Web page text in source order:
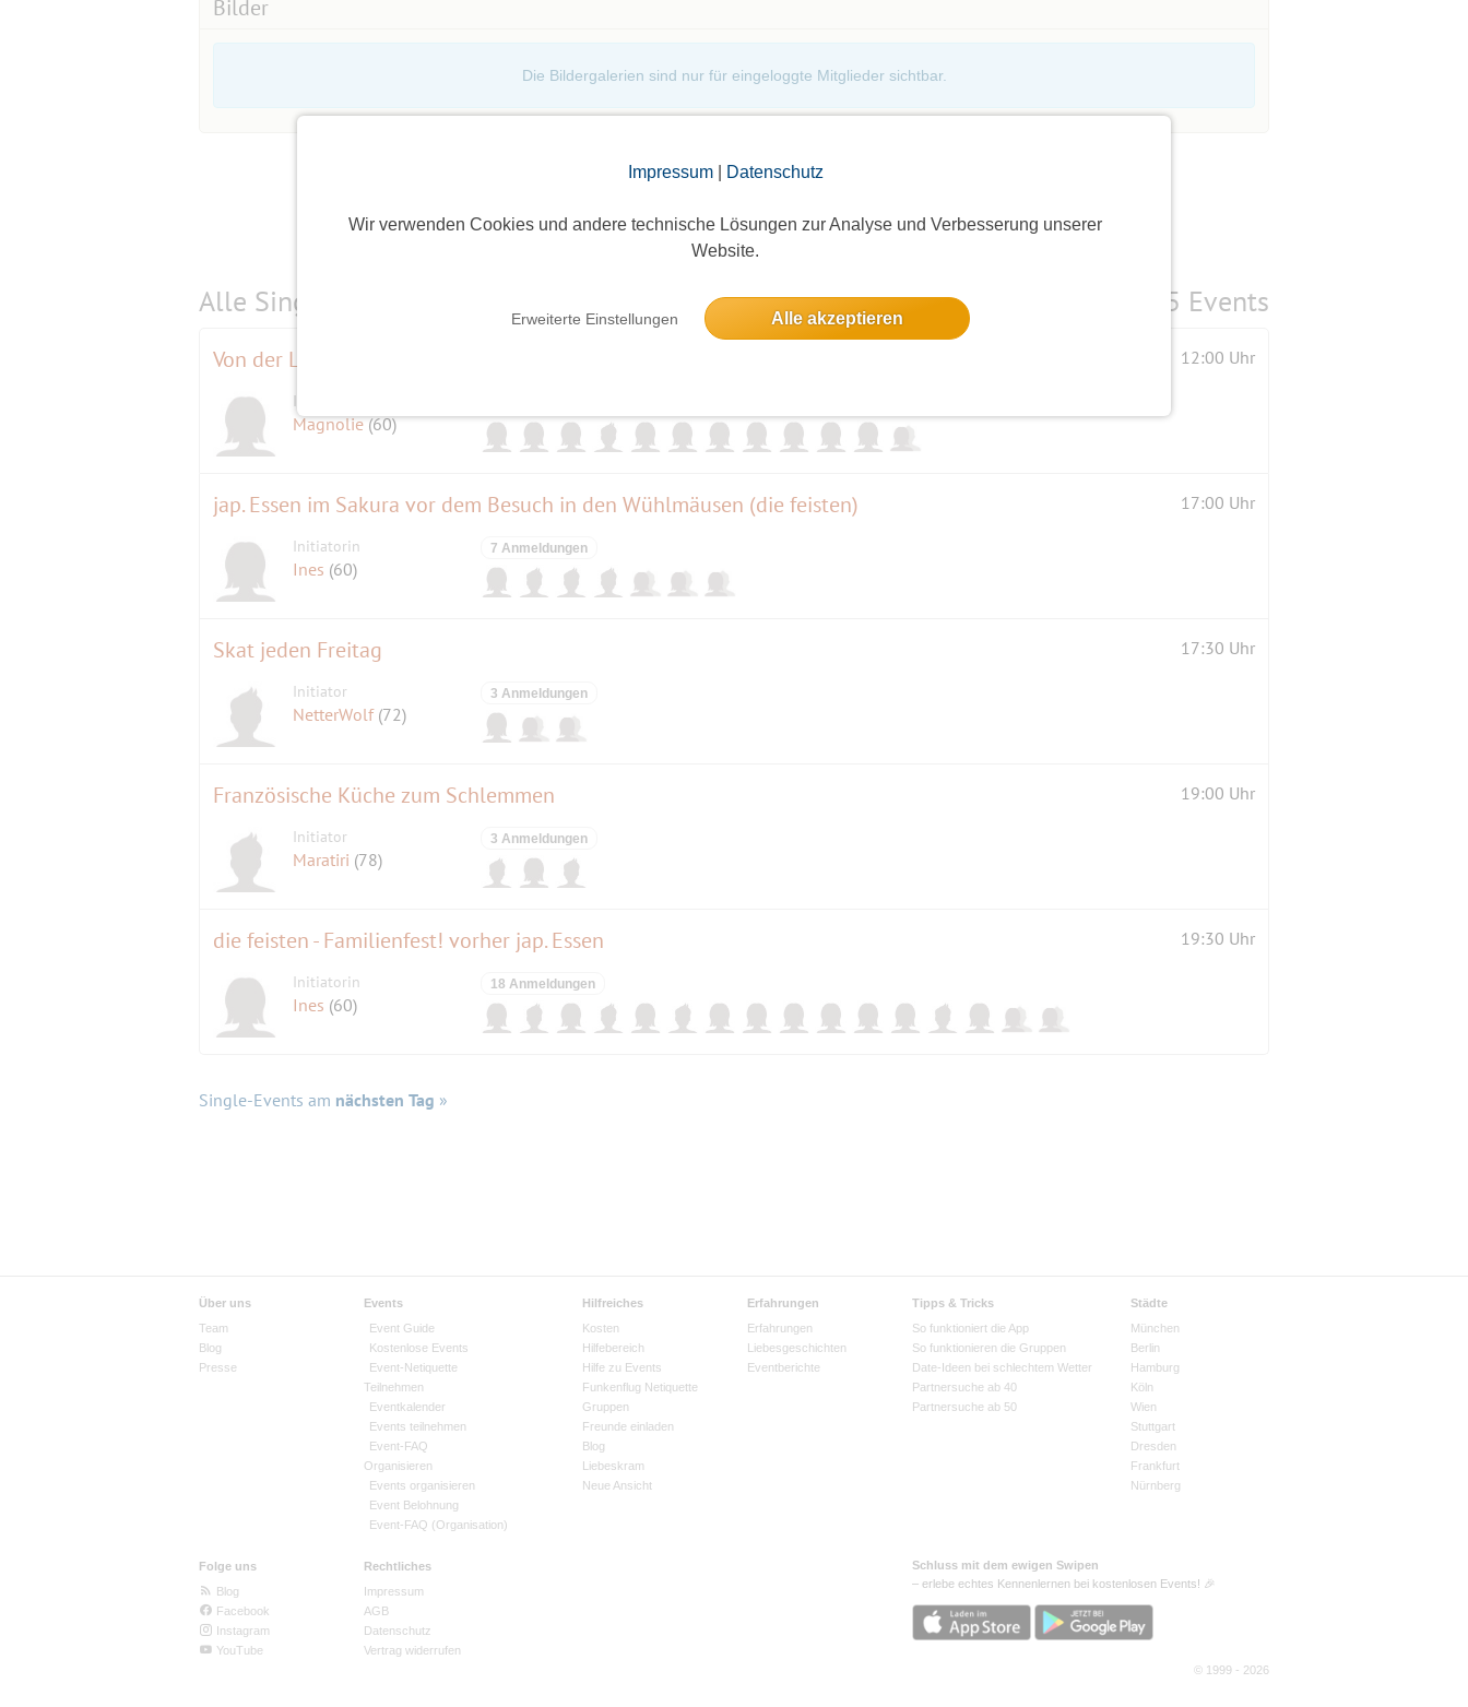
Impressum| Datenschutz
Wir verwenden Cookies und andere technische Lösungen zur Analyse und Verbesserung unserer
Website.
Erweiterte Einstellungen Alle akzeptieren
Bilder
Die Bildergalerien sind nur für eingeloggte Mitglieder sichtbar.
Alle Single-Events am 5 Events
Von der Löcknitz zum Flakensee 12:00 Uhr
Initiatorin
Magnolie(60)
jap. Essen im Sakura vor dem Besuch in den Wühlmäusen (die feisten) 17:00 Uhr
Initiatorin
Ines (60)
7 Anmeldungen
Skat jeden Freitag 17:30 Uhr
Initiator
NetterWolf (72)
3 Anmeldungen
Französische Küche zum Schlemmen 19:00 Uhr
Initiator
Maratiri (78)
3 Anmeldungen
die feisten - Familienfest! vorher jap. Essen 19:30 Uhr
Initiatorin
Ines (60)
18 Anmeldungen
Single-Events am nächsten Tag »
Über uns
Team
Blog
Presse
Events
Event Guide
Kostenlose Events
Event-Netiquette
Teilnehmen
Eventkalender
Events teilnehmen
Event-FAQ
Organisieren
Events organisieren
Event Belohnung
Event-FAQ (Organisation)
Hilfreiches
Kosten
Hilfebereich
Hilfe zu Events
Funkenflug Netiquette
Gruppen
Freunde einladen
Blog
Liebeskram
Neue Ansicht
Erfahrungen
Erfahrungen
Liebesgeschichten
Eventberichte
Tipps & Tricks
So funktioniert die App
So funktionieren die Gruppen
Date-Ideen bei schlechtem Wetter
Partnersuche ab 40
Partnersuche ab 50
Städte
München
Berlin
Hamburg
Köln
Wien
Stuttgart
Dresden
Frankfurt
Nürnberg
Folge uns
Blog
Facebook
Instagram
YouTube
Rechtliches
Impressum
AGB
Datenschutz
Vertrag widerrufen
Schluss mit dem ewigen Swipen
– erlebe echtes Kennenlernen bei kostenlosen Events! 🎉
© 1999 - 2026